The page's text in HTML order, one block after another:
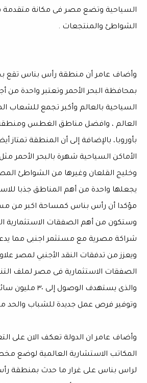
السياحية وتضع مصر فى مكانة
الشواطئ والمنتجعات .
وأضاف عامر أن منطقة رأس بناس تقع
بمحافظة البحر الأحمر وتعتبر واحدة من
السياحية بالعالم وأكبر تجمع للشعاب
العالم ، وافضل مناطق الغطس
بأوروبا، بالإضافة إلى أن المنطقة تمتاز
الأماكن السياحية شهرة بالبحر الأحمر
وخليج القلعان وغيرها من الشواطئ
يجعلها واحدة من أهم المناطق جذبا
مؤكدا أن رأس بناس كمساحة اكبر من
وستكون من أهم الصفقات الاستثمارية
شراكة مصرية مع مستثمر اجنبى مما
ويعزز من تدفقات النقد الأجنبي لمصر
الصفقات الاستثمارية فى مصر لملف
وتوفير فرص عمل جديدة للشباب والحد
وأضاف عامر ان الدولة تعكف الان على
المكاتب الاستشارية العالمية لوضع
لراس بناس على غرار ما حدث بمنطقة